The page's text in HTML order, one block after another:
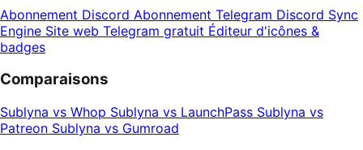
Abonnement Discord Abonnement Telegram Discord Sync
Engine Site web Telegram gratuit Éditeur d'icônes &
badges
Comparaisons
Sublyna vs Whop Sublyna vs LaunchPass Sublyna vs
Patreon Sublyna vs Gumroad